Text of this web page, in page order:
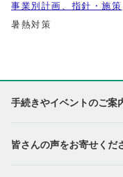
事業別計画、指針・施策
暑熱対策
手続きやイベントのご案
皆さんの声をお寄せくだ